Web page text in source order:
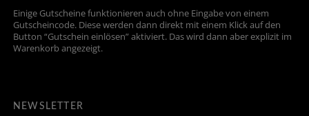
Einige Gutscheine funktionieren auch ohne Eingabe von einem
Gutscheincode. Diese werden dann direkt mit einem Klick auf den
Button “Gutschein einlösen” aktiviert. Das wird dann aber explizit im
Warenkorb angezeigt.
NEWSLETTER